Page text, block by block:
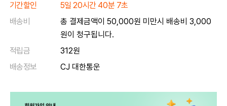
기간할인
5일 20시간 40분 7초
배송비
총 결제금액이 50,000원 미만시 배송비 3,000
원이 청구됩니다.
적립금
312원
배송정보
CJ 대한통운